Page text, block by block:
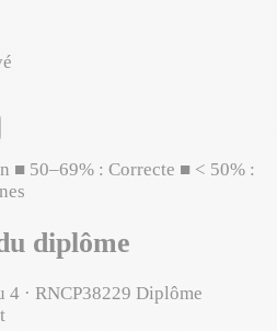
■ 50–69% : Correcte ■ < 50% :
diplôme
4 · RNCP38229 Diplôme